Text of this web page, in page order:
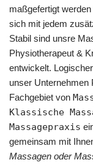
maßgefertigt
sich mit jedem
Stabil sind unsre
Physiotherapeut &
entwickelt.
unser Unternehmen
Fachgebiet von
Klassische
Massagepraxis
gemeinsam mit
Massagen oder